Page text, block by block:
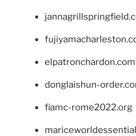
elpatronchardon.com
donglaishun-
fiamc-rome2022.org